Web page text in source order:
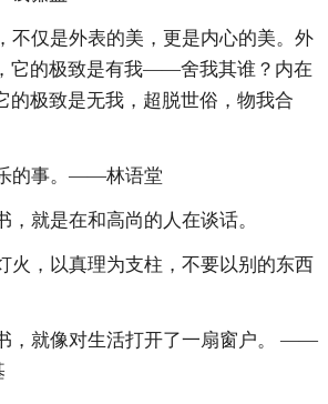
不仅是外表的美，更是内心的美。外
它的极致是有我——舍我其谁？内在
的极致是无我，超脱世俗，物我合
的事。——林语堂
，就是在和高尚的人在谈话。
火，以真理为支柱，不要以别的东西
，就像对生活打开了一扇窗户。 ——